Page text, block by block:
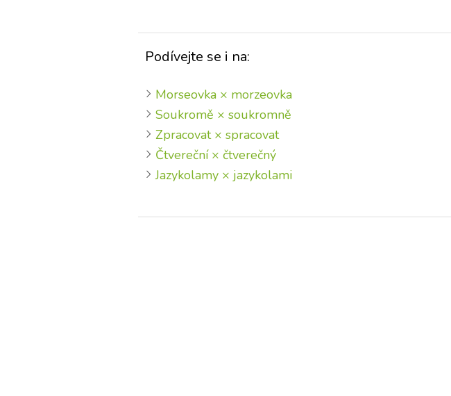
Podívejte se i na:
Morseovka × morzeovka
Soukromě × soukromně
Zpracovat × spracovat
Čtvereční × čtverečný
Jazykolamy × jazykolami